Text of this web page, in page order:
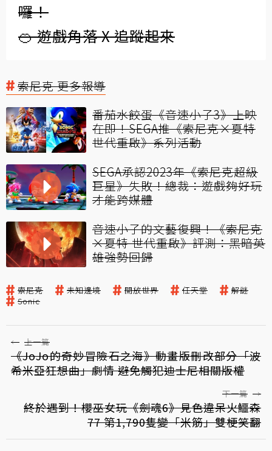
囉！
🍊 遊戲角落 X 追蹤起來
索尼克 更多報導
番茄水餃蛋《音速小子3》上映
在即！SEGA推《索尼克×夏特
世代重啟》系列活動
SEGA承認2023年《索尼克超級
巨星》失敗！總裁：遊戲夠好玩
才能跨媒體
音速小子的文藝復興！《索尼克
×夏特 世代重啟》評測：黑暗英
雄強勢回歸
索尼克 未知邊境 開放世界 任天堂
解謎
Sonic
← 上一篇
《JoJo的奇妙冒險石之海》動畫版刪改部分「波
希米亞狂想曲」劇情 避免觸犯迪士尼相關版權
下一篇 →
終於遇到！櫻巫女玩《劍魂6》見色違呆火鱷森
77 第1,790隻變「米筋」雙梗笑翻